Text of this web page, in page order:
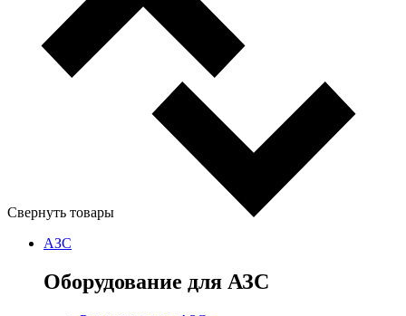
Свернуть товары
АЗС
Оборудование для АЗС